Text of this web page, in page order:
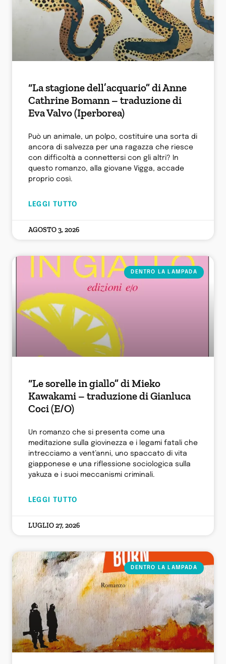
“La stagione dell’acquario” di Anne
Cathrine Bomann – traduzione di
Eva Valvo (Iperborea)
Può un animale, un polpo, costituire una sorta di
ancora di salvezza per una ragazza che riesce
con difficoltà a connettersi con gli altri? In
questo romanzo, alla giovane Vigga, accade
proprio così.
LEGGI TUTTO
AGOSTO 3, 2026
DENTRO LA LAMPADA
“Le sorelle in giallo” di Mieko
Kawakami – traduzione di Gianluca
Coci (E/O)
Un romanzo che si presenta come una
meditazione sulla giovinezza e i legami fatali che
intrecciamo a vent’anni, uno spaccato di vita
giapponese e una riflessione sociologica sulla
yakuza e i suoi meccanismi criminali.
LEGGI TUTTO
LUGLIO 27, 2026
DENTRO LA LAMPADA